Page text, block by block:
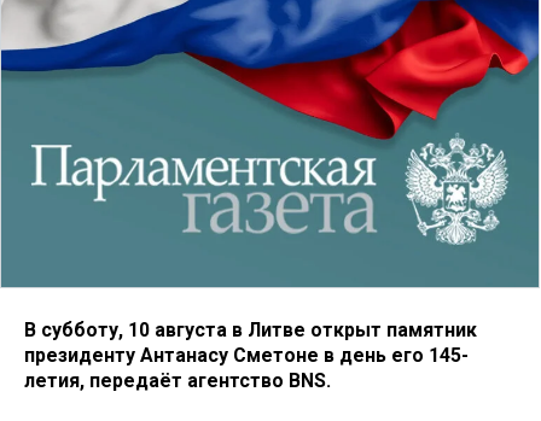
В субботу, 10 августа в Литве открыт памятник
президенту Антанасу Сметоне в день его 145-
летия, передаёт агентство BNS.